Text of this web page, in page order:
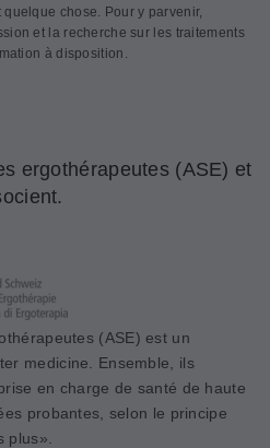
chose. Pour y parvenir,
et la recherche sur les traitements
à disposition.
ergothérapeutes (ASE) et
(ASE) est un
medicine. Ensemble, ils
en charge de santé de haute
probantes, selon le principe
plus».